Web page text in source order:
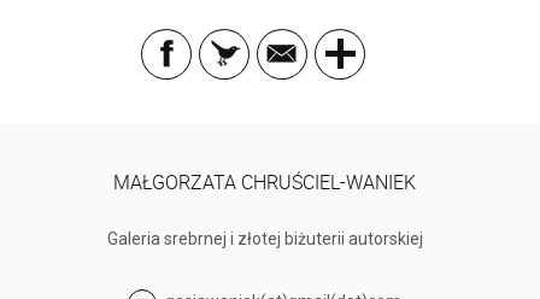
MAŁGORZATA CHRUŚCIEL-WANIEK
Galeria srebrnej i złotej biżuterii autorskiej